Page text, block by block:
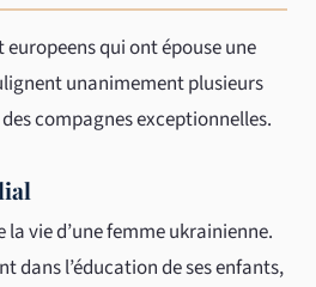
qui ont épouse une
unanimement plusieurs
compagnes exceptionnelles.
vie d’une femme ukrainienne.
dans l’éducation de ses enfants,